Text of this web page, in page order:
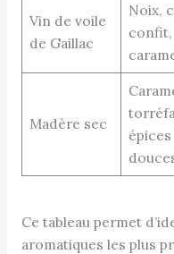
Vin de voile
de Gaillac
Noix,
confit,
Madère sec
épices
Ce tableau permet
aromatiques les plus